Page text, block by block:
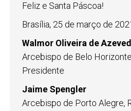
Feliz e Santa Páscoa!
Brasília, 25 de março de
Walmor Oliveira de
Arcebispo de Belo
Presidente
Jaime Spengler
Arcebispo de Porto Alegre,